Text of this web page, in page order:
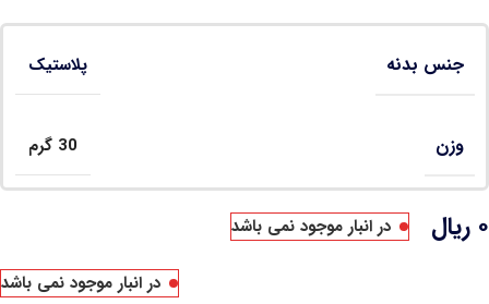
جنس بدنه پلاستیک
وزن 30 گرم
۰ ریال در انبار موجود نمی باشد
در انبار موجود نمی باشد